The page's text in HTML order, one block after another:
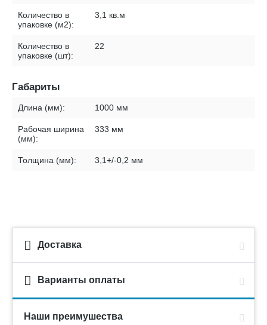
Количество в
упаковке (м2):
3,1 кв.м
Количество в
упаковке (шт):
22
Габариты
Длина (мм): 1000 мм
Рабочая ширина
(мм):
333 мм
Толщина (мм): 3,1+/-0,2 мм
Доставка
Варианты оплаты
Наши преимушества